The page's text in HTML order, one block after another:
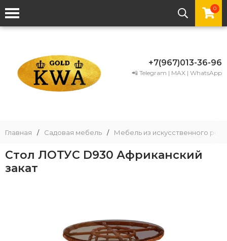
0
+7(967)013-36-96
📲 Telegram | MAX | WhatsApp
Главная / Садовая мебель / Мебель из искусственного
Стол ЛОТУС D930 Африканский
закат